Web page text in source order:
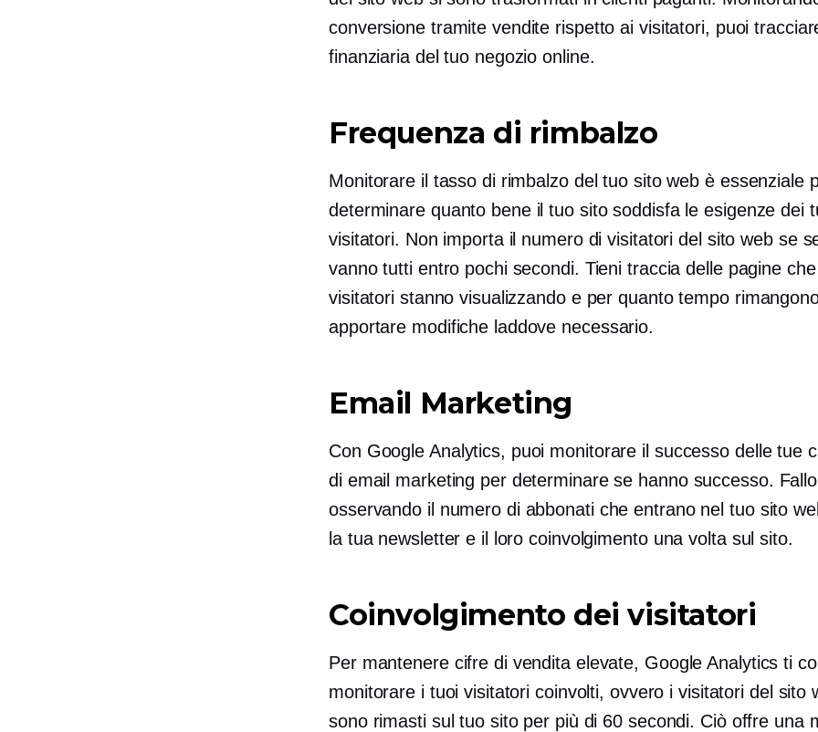
conversione tramite vendite rispetto ai visitatori, puoi
finanziaria del tuo negozio online.
Frequenza di rimbalzo
Monitorare il tasso di rimbalzo del tuo sito web è essenziale
determinare quanto bene il tuo sito soddisfa le esigenze dei
visitatori. Non importa il numero di visitatori del sito web se
vanno tutti entro pochi secondi. Tieni traccia delle pagine
visitatori stanno visualizzando e per quanto tempo
apportare modifiche laddove necessario.
Email Marketing
Con Google Analytics, puoi monitorare il successo delle tue
di email marketing per determinare se hanno successo. Fallo
osservando il numero di abbonati che entrano nel tuo sito
la tua newsletter e il loro coinvolgimento una volta sul sito.
Coinvolgimento dei visitatori
Per mantenere cifre di vendita elevate, Google Analytics ti
monitorare i tuoi visitatori coinvolti, ovvero i visitatori del sito
sono rimasti sul tuo sito per più di 60 secondi. Ciò offre una